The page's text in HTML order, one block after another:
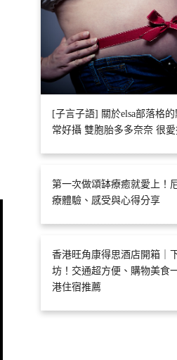
[子言子語] 關於elsa部落格
常好攝 雙胞胎多多奈奈 很
第一次做頌缽療癒就愛上！
療體驗、感受與心得分享
香港旺角康得思酒店開箱｜
坊！交通超方便、購物美食
港住宿推薦